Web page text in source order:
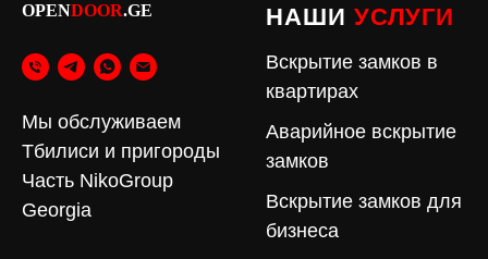
OPENDOOR.GE
Мы обслуживаем
Тбилиси и пригороды
Часть NikoGroup
Georgia
НАШИ УСЛУГИ
Вскрытие замков в
квартирах
Аварийное вскрытие
замков
Вскрытие замков для
бизнеса